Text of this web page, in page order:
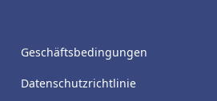
Geschäftsbedingungen
Datenschutzrichtlinie